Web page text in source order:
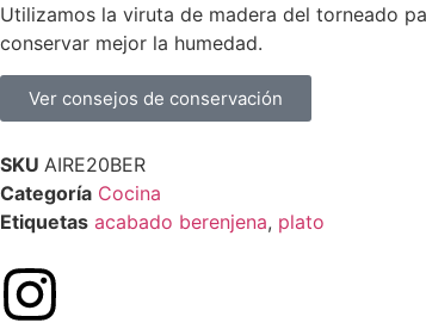
Utilizamos la viruta de madera del torneado
conservar mejor la humedad.
Ver consejos de conservación
SKU AIRE20BER
Categoría Cocina
Etiquetas acabado berenjena, plato